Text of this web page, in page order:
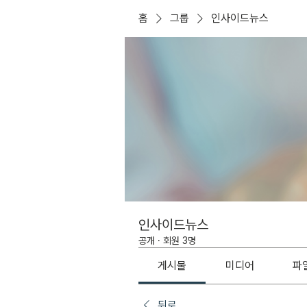
홈 그룹 인사이드뉴스
인사이드뉴스
공개 · 회원 3명
게시물 미디어 파